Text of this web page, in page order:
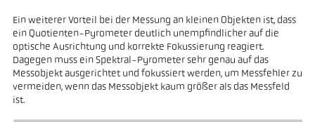
Ein weiterer Vorteil bei der Messung an kleinen Objekten ist, dass
ein Quotienten-Pyrometer deutlich unempfindlicher auf die
optische Ausrichtung und korrekte Fokussierung reagiert.
Dagegen muss ein Spektral-Pyrometer sehr genau auf das
Messobjekt ausgerichtet und fokussiert werden, um Messfehler zu
vermeiden, wenn das Messobjekt kaum größer als das Messfeld
ist.